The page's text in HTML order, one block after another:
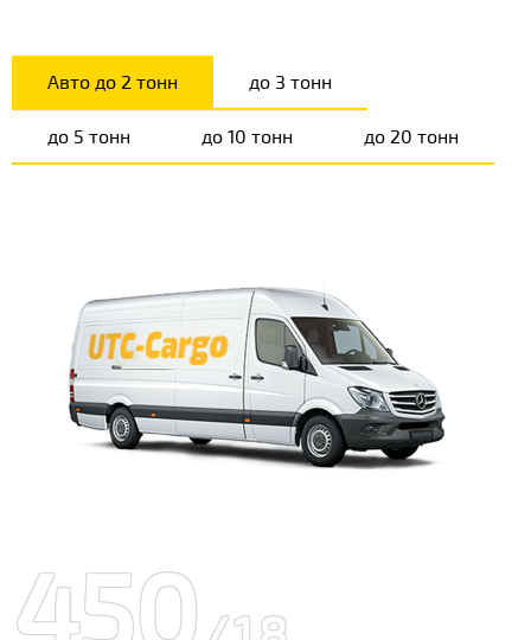
Авто до 2 тонн до 3 тонн
до 5 тонн до 10 тонн до 20 тонн
450